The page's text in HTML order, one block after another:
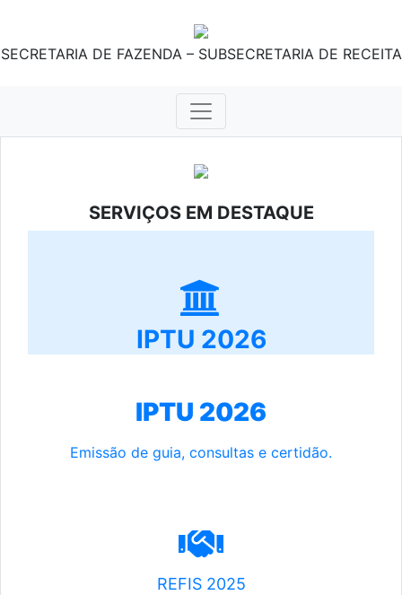
SECRETARIA DE FAZENDA – SUBSECRETARIA DE RECEITA
SERVIÇOS EM DESTAQUE
IPTU 2026
IPTU 2026
Emissão de guia, consultas e certidão.
REFIS 2025